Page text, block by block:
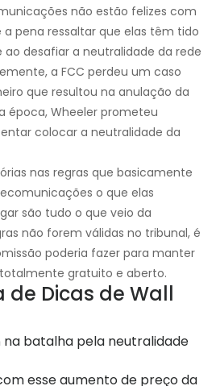
não estão felizes com
pena ressaltar que elas têm tido
desafiar a neutralidade da rede
a FCC perdeu um caso
que resultou na anulação da
época, Wheeler prometeu
colocar a neutralidade da
nas regras que basicamente
o que elas
são tudo o que veio da
não forem válidas no tribunal, é
poderia fazer para manter
gratuito e aberto.
de Dicas de Wall
na batalha pela neutralidade
esse aumento de preço da